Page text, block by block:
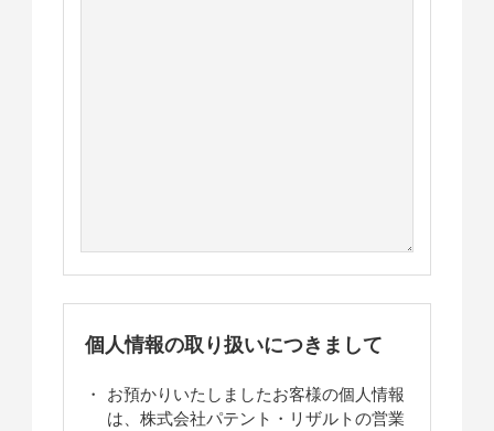
個人情報の取り扱いにつきまして
お預かりいたしましたお客様の個人情報
は、株式会社パテント・リザルトの営業